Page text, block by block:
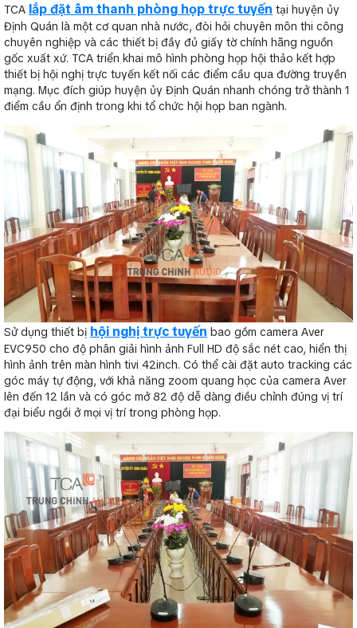
TCA lắp đặt âm thanh phòng họp trực tuyến tại huyện ủy
Định Quán là một cơ quan nhà nước, đòi hỏi chuyên môn thi công
chuyên nghiệp và các thiết bị đầy đủ giấy tờ chính hãng nguồn
gốc xuất xứ. TCA triển khai mô hình phòng họp hội thảo kết hợp
thiết bị hội nghị trực tuyến kết nối các điểm cầu qua đường truyền
mạng. Mục đích giúp huyện ủy Định Quán nhanh chóng trở thành 1
điểm cầu ổn định trong khi tổ chức hội họp ban ngành.
Sử dụng thiết bị hội nghị trực tuyến bao gồm camera Aver
EVC950 cho độ phân giải hình ảnh Full HD độ sắc nét cao, hiển thị
hình ảnh trên màn hình tivi 42inch. Có thể cài đặt auto tracking các
góc máy tự động, với khả năng zoom quang học của camera Aver
lên đến 12 lần và có góc mở 82 độ dễ dàng điều chỉnh đúng vị trí
đại biểu ngồi ở mọi vị trí trong phòng họp.